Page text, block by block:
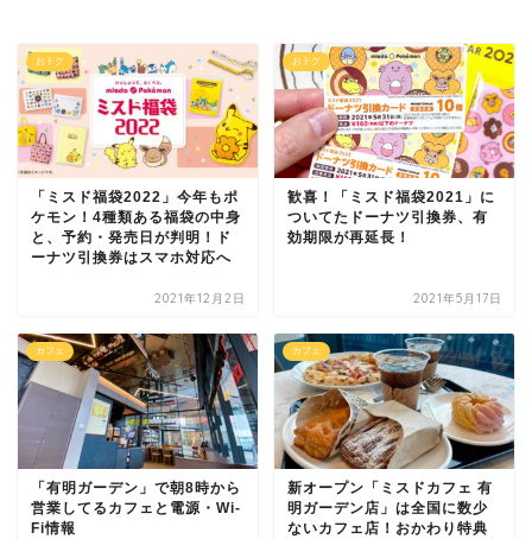
おトク
「ミスド福袋2022」今年もポ
ケモン！4種類ある福袋の中身
と、予約・発売日が判明！ド
ーナツ引換券はスマホ対応へ
2021年12月2日
おトク
歓喜！「ミスド福袋2021」に
ついてたドーナツ引換券、有
効期限が再延長！
2021年5月17日
カフェ
「有明ガーデン」で朝8時から
営業してるカフェと電源・Wi-
Fi情報
カフェ
新オープン「ミスドカフェ 有
明ガーデン店」は全国に数少
ないカフェ店！おかわり特典